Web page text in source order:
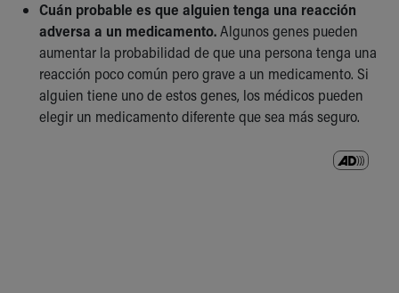
Inside Children's Blog
KidsHealth Topics
Family Library
Educational Resources
Injury Prevention
Medical Records
Cuán probable es que alguien tenga una reacción
adversa a un medicamento.Algunos genes pueden
aumentar la probabilidad de que una persona tenga una
reacción poco común pero grave a un medicamento. Si
alguien tiene uno de estos genes, los médicos pueden
elegir un medicamento diferente que sea más seguro.